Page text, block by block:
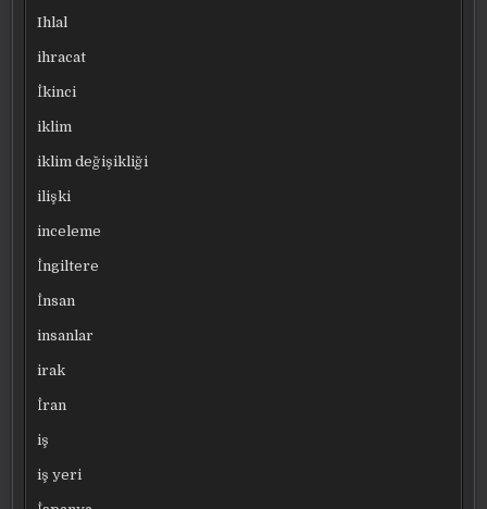
Ihlal
ihracat
İkinci
iklim
iklim değişikliği
ilişki
inceleme
İngiltere
İnsan
insanlar
irak
İran
iş
iş yeri